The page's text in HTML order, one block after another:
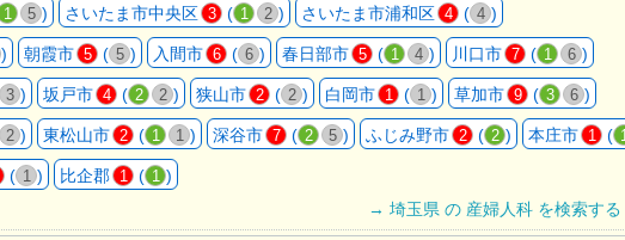
1 5 ) さいたま市中央区 3 ( 1 2 ) さいたま市浦和区 4 ( 4 )
) 朝霞市 5 ( 5 ) 入間市 6 ( 6 ) 春日部市 5 ( 1 4 ) 川口市 7 ( 1 6 )
3 ) 坂戸市 4 ( 2 2 ) 狭山市 2 ( 2 ) 白岡市 1 ( 1 ) 草加市 9 ( 3 6 )
2 ) 東松山市 2 ( 1 1 ) 深谷市 7 ( 2 5 ) ふじみ野市 2 ( 2 ) 本庄市 1 (
( 1 ) 比企郡 1 ( 1 )
→ 埼玉県 の 産婦人科 を検索する